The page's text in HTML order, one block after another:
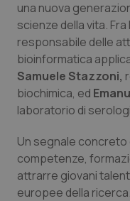
Quotidiano
Quotidiano
Quotidiano
Rene &
Salute orale &
una nuova
scienze della vita. Fra
responsabile delle
bioinformatica
Samuele Stazzoni,
biochimica, ed
laboratorio di
Un segnale
competenze,
attrarre giovani
europee della